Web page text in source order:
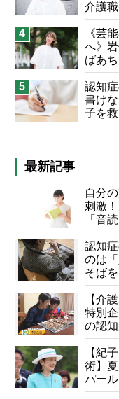
赤いフードを被るデスゲ
介護
ト経
た“居
ちな
る」
4
《芸
へ》
ばあ
もら
飛ぶ“
場は
5
認知
書け
子を
最新記事
自分
刺激
「音
意
認知
のは
そば
子が
【介
特別
の認
行語
律に
て現
【紀
術】
パー
ぐ「